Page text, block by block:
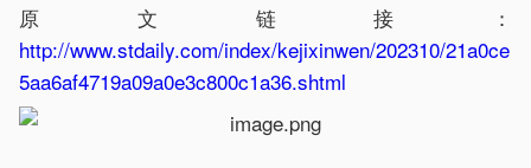
原文链接：
http://www.stdaily.com/index/kejixinwen/202310/21a0ce
5aa6af4719a09a0e3c800c1a36.shtml